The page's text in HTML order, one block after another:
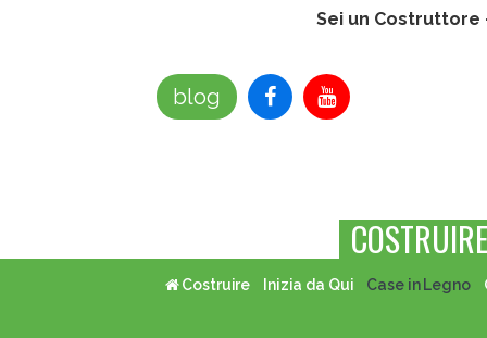
Sei un
blog
COSTRUIRE
Costruire Inizia da Qui Case in Legno